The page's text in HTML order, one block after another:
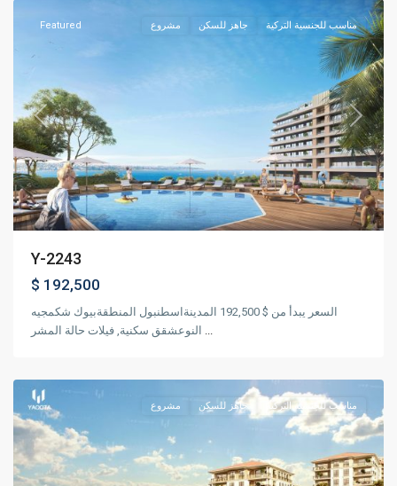
Previous Next
Featured مشروع جاهز للسكن مناسب للجنسية التركية
Y-2243
$ 192,500
السعر يبدأ من $ 192,500 المدينةاسطنبول المنطقةبيوك شكمجيه
...
مشروع جاهز للسكن مناسب للجنسية التركية